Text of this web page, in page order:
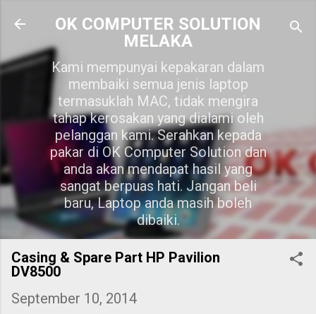
Skip to main content
OK COMPUTER SOLUTION
MELAKA
Kami mempunyai kepakaran dalam
membaiki semua jenis laptop
termasuklah MAC, tidak mengira
tahap kerosakan yang dialami oleh
pelanggan kami. Serahkan kepada
pakar di OK Computer Solution dan
anda akan mendapat hasil yang
sangat berpuas hati. Jangan beli
baru, Laptop anda masih boleh
dibaiki.
Casing & Spare Part HP Pavilion
DV8500
September 10, 2014